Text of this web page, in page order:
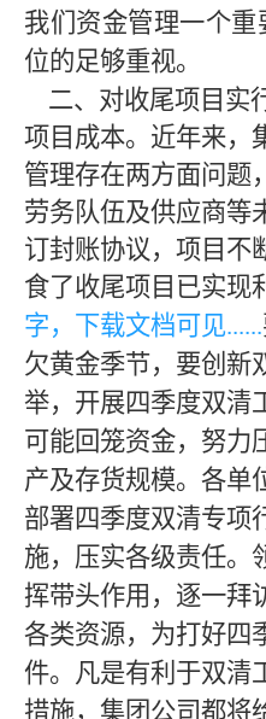
我们资金管理一个
位的足够重视。
二、对收尾项目实
项目成本。近年来，
管理存在两方面问题
劳务队伍及供应商等
订封账协议，项目不
食了收尾项目已实现
字，下载文档可见......
欠黄金季节，要创新
举，开展四季度双清
可能回笼资金，努力
产及存货规模。各单
部署四季度双清专项
施，压实各级责任。
挥带头作用，逐一拜
各类资源，为打好四
件。凡是有利于双清
措施，集团公司都将